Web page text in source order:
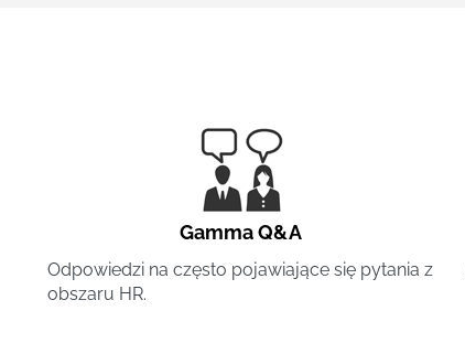
Gamma Q&A
Odpowiedzi na często pojawiające się pytania z
obszaru HR.